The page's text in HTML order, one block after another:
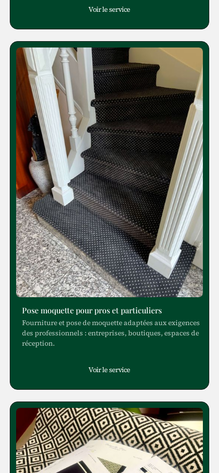
Voir le service
Pose moquette pour pros et particuliers
Fourniture et pose de moquette adaptées aux exigences
des professionnels : entreprises, boutiques, espaces de
réception.
Voir le service